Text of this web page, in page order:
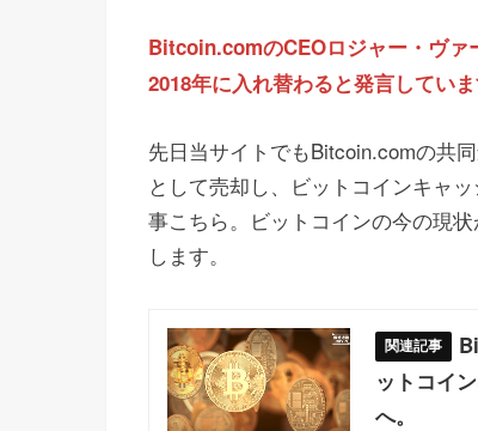
Bitcoin.comのCEOロジャー・ヴァ
2018年に入れ替わると発言していま
先日当サイトでもBitcoin.comの共
として売却し、ビットコインキャ
事こちら。ビットコインの今の現
します。
ットコイ
へ。